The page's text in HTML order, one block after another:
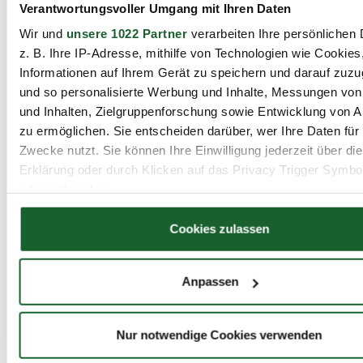
Verantwortungsvoller Umgang mit Ihren Daten
Wir und unsere 1022 Partnerverarbeiten Ihre persönlichen
z. B. Ihre IP-Adresse, mithilfe von Technologien wie
Informationen auf Ihrem Gerät zu speichern und darauf
und so personalisierte Werbung und Inhalte, Messungen
und Inhalten, Zielgruppenforschung sowie Entwicklung von
zu ermöglichen. Sie entscheiden darüber, wer Ihre Daten für
Zwecke nutzt. Sie können Ihre Einwilligung jederzeit über
Erklärung oder durch Klicken auf das Privacy Trigger
Wenn Sie es erlauben, würden wir auch gerne:
Informationen über Ihre geografische Lage erfassen,
Ihr Gerät durch aktives Scannen nach bestimmten
(Fingerprinting) identifizieren
Erfahren Sie mehr darüber, wie Ihre persönlichen Daten
Cookies zulassen
Anpassen
Nur notwendige Cookies verwenden
Das Gütesiegel "Eine TQ besser!" garantiert ein hohes
Qualitätsniveau:
bundesweit einheitliche Standards
transparente Modulstrukturen
starke Orientierung an betrieblichen
Anforderungen
Für Teilnehmende bedeutet das:klare Perspektiven,
geprüfte Qualität und reale Chancen auf den
tq-digital | Foto: tq-digital